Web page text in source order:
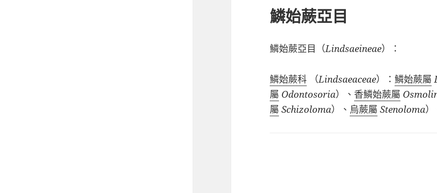
鱗始蕨亞目
鱗始蕨亞目（Lindsaeineae）：
鱗始蕨科 （Lindsaeaceae）： 鱗始蕨屬
屬 Odontosoria）、 香鱗始蕨屬
屬 Schizoloma） 、 烏蕨屬 Stenoloma）